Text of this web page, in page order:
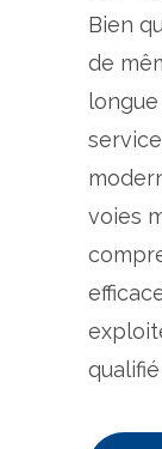
Bien
de
voies